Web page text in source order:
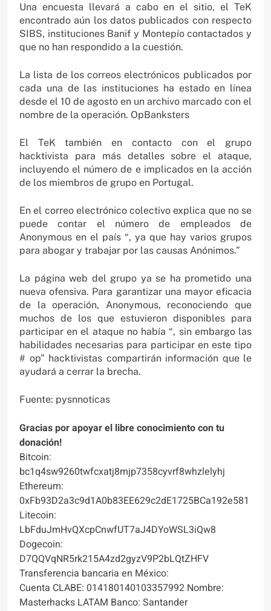
Una encuesta llevará a cabo en el sitio, el TeK
encontrado aún los datos publicados con respecto
SIBS, instituciones Banif y Montepío contactados y
que no han respondido a la cuestión.
La lista de los correos electrónicos publicados por
cada una de las instituciones ha estado en línea
desde el 10 de agosto en un archivo marcado con el
nombre de la operación. OpBanksters
El TeK también en contacto con el grupo
hacktivista para más detalles sobre el ataque,
incluyendo el número de e implicados en la acción
de los miembros de grupo en Portugal.
En el correo electrónico colectivo explica que no se
puede contar el número de empleados de
Anonymous en el país “, ya que hay varios grupos
para abogar y trabajar por las causas Anónimos.”
La página web del grupo ya se ha prometido una
nueva ofensiva. Para garantizar una mayor eficacia
de la operación, Anonymous, reconociendo que
muchos de los que estuvieron disponibles para
participar en el ataque no había “, sin embargo las
habilidades necesarias para participar en este tipo
# op” hacktivistas compartirán información que le
ayudará a cerrar la brecha.
Fuente: pysnnoticas
Gracias por apoyar el libre conocimiento con tu
donación!
Bitcoin:
bc1q4sw9260twfcxatj8mjp7358cyvrf8whzlelyhj
Ethereum:
0xFb93D2a3c9d1A0b83EE629c2dE1725BCa192e581
Litecoin:
LbFduJmHvQXcpCnwfUT7aJ4DYoWSL3iQw8
Dogecoin:
D7QQVqNR5rk215A4zd2gyzV9P2bLQtZHFV
Transferencia bancaria en México:
Cuenta CLABE: 014180140103357992 Nombre:
Masterhacks LATAM Banco: Santander